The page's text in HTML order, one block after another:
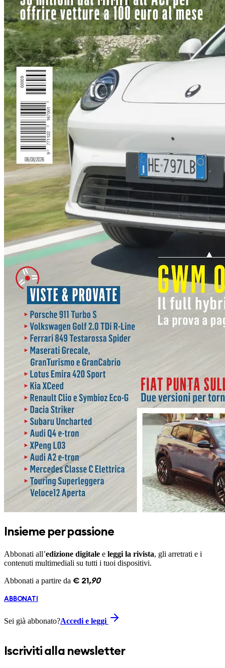
Insieme per passione
Abbonati all’edizione digitale e leggi la rivista, gli arretrati e i
contenuti multimediali su tutti i tuoi dispositivi.
Abbonati a partire da € 21 ,90
ABBONATI
Sei già abbonato?Accedi e leggi
Iscriviti alla newsletter